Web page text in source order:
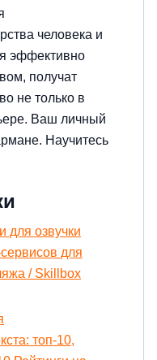
человека и
эффективно
получат
не только в
Ваш личный
Научитесь
для озвучки
для
/ Skillbox
топ-10,